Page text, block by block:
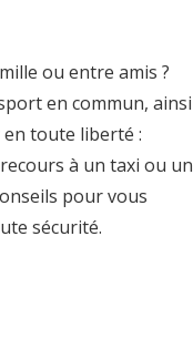
ou entre amis ?
en commun, ainsi
toute liberté :
à un taxi ou un
pour vous
sécurité.